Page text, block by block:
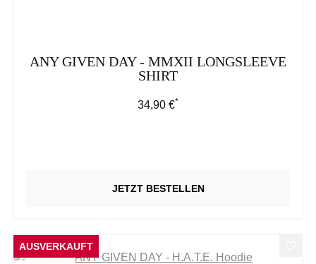
ANY GIVEN DAY - MMXII LONGSLEEVE
SHIRT
Regulärer Preis:
34,90 €*
JETZT BESTELLEN
AUSVERKAUFT